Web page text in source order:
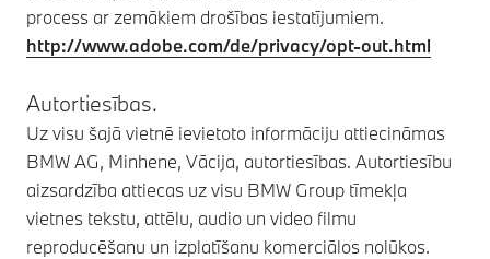
process ar zemākiem drošības iestatījumiem.
http://www.adobe.com/de/privacy/opt-out.html
Autortiesības.
Uz visu šajā vietnē ievietoto informāciju attiecināmas
BMW AG, Minhene, Vācija, autortiesības. Autortiesību
aizsardzība attiecas uz visu BMW Group tīmekļa
vietnes tekstu, attēlu, audio un video filmu
reproducēšanu un izplatīšanu komerciālos nolūkos.